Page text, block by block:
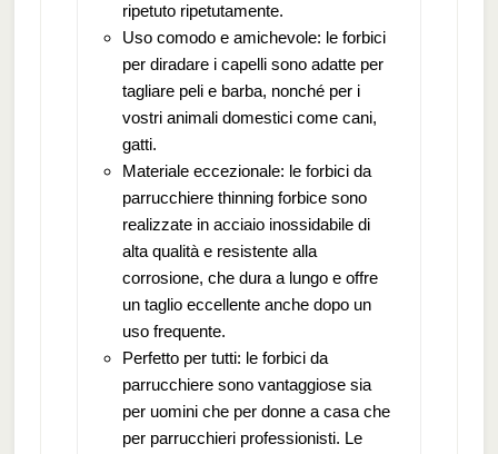
ripetuto ripetutamente.
Uso comodo e amichevole: le forbici
per diradare i capelli sono adatte per
tagliare peli e barba, nonché per i
vostri animali domestici come cani,
gatti.
Materiale eccezionale: le forbici da
parrucchiere thinning forbice sono
realizzate in acciaio inossidabile di
alta qualità e resistente alla
corrosione, che dura a lungo e offre
un taglio eccellente anche dopo un
uso frequente.
Perfetto per tutti: le forbici da
parrucchiere sono vantaggiose sia
per uomini che per donne a casa che
per parrucchieri professionisti. Le